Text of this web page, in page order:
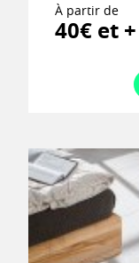
À partir de
40€ et +